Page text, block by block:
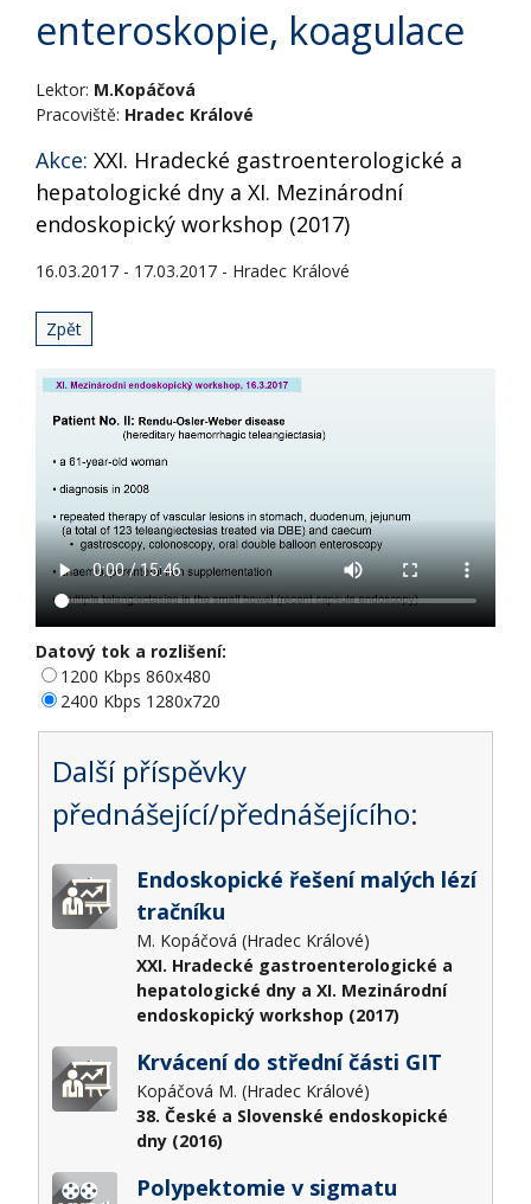
enteroskopie, koagulace
Lektor: M.Kopáčová
Pracoviště: Hradec Králové
Akce: XXI. Hradecké gastroenterologické a
hepatologické dny a XI. Mezinárodní
endoskopický workshop (2017)
16.03.2017 - 17.03.2017 - Hradec Králové
Zpět
Datový tok a rozlišení:
1200 Kbps 860x480
2400 Kbps 1280x720
Další příspěvky
přednášející/přednášejícího:
Endoskopické řešení malých lézí
tračníku
M. Kopáčová (Hradec Králové)
XXI. Hradecké gastroenterologické a
hepatologické dny a XI. Mezinárodní
endoskopický workshop (2017)
Krvácení do střední části GIT
Kopáčová M. (Hradec Králové)
38. České a Slovenské endoskopické
dny (2016)
Polypektomie v sigmatu